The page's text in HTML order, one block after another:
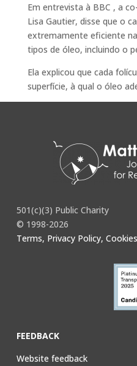
Em entrevista à BBC , a
Lisa Gautier, disse que o
extremamente eficiente
tipos de óleo, incluindo o
Ela explicou que cada
superfície, à qual o óleo
501(c)(3) Public Charity
© 1998-2026
Terms, Privacy Policy,
FEEDBACK
Website feedback